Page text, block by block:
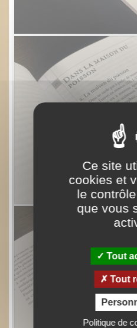
Ce site
cookies et
le
que vous
Tout
Tout
Politique de